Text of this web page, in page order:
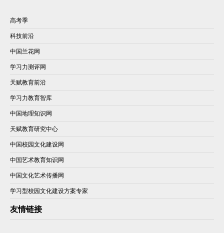
高考季
科技前沿
中国兰花网
学习力测评网
天赋教育前沿
学习力教育智库
中国地理知识网
天赋教育研究中心
中国校园文化建设网
中国艺术教育知识网
中国文化艺术传播网
学习型校园文化建设方案专家
友情链接